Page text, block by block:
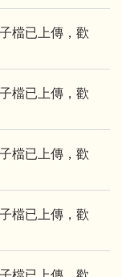
檔已上傳，歡
檔已上傳，歡
檔已上傳，歡
檔已上傳，歡